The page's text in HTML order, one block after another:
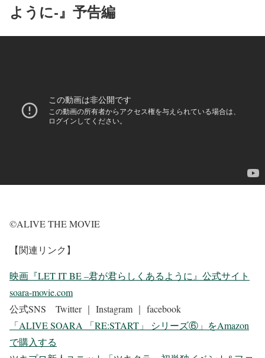
ように-』予告編
©ALIVE THE MOVIE
【関連リンク】
映画『LET IT BE –君が君らしくあるように』公式サイト
soara-movie.com
公式SNS Twitter ｜ Instagram ｜ facebook
「ALIVE SOARA 「RE:START」 シリーズ⑥」をAmazon
で購入する